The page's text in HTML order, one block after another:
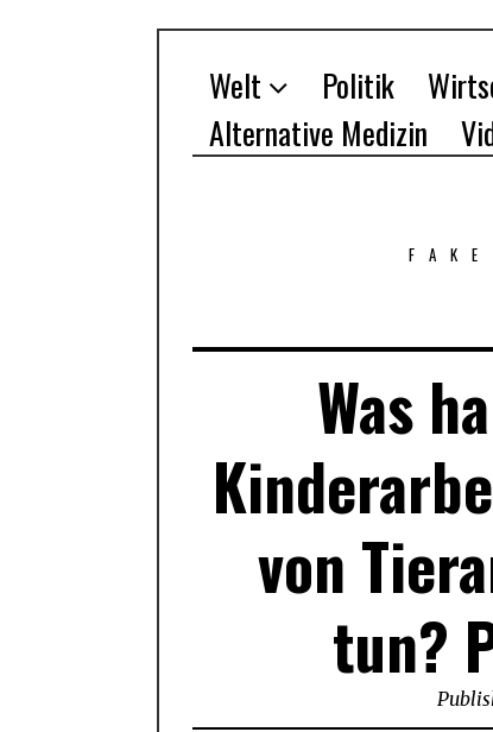
Welt Politik
Alternative Medizin
Was
von
tun?